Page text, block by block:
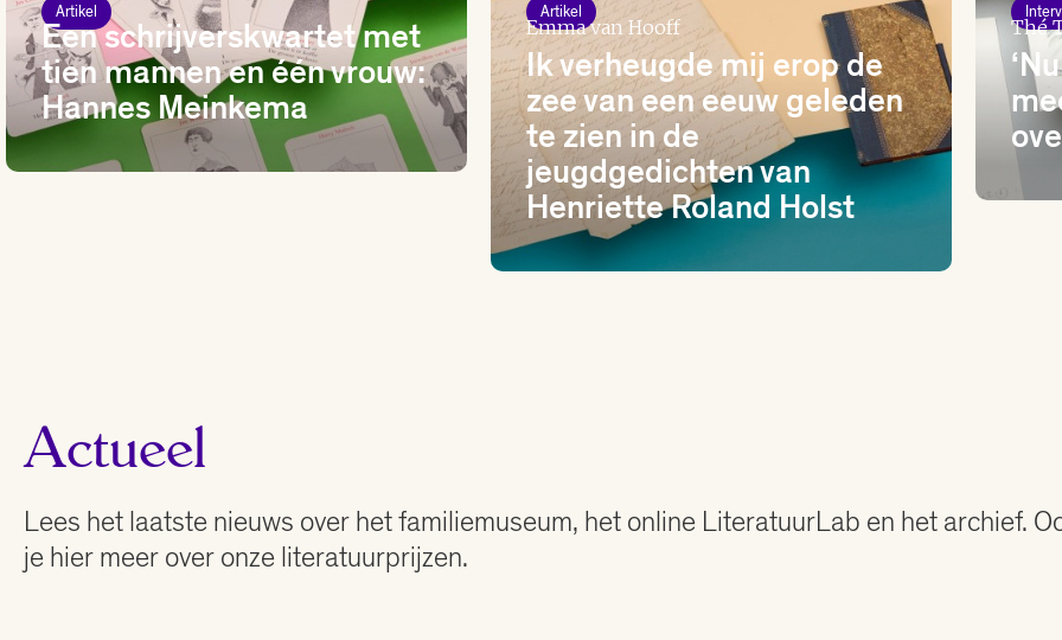
Artikel
Een schrijverskwartet met
tien mannen en één vrouw:
Hannes Meinkema
Artikel
Ik verheugde mij erop de
zee van een eeuw geleden
te zien in de
jeugdgedichten van
Henriette Roland Holst
Emma van Hooff Thé
Actueel
Lees het laatste nieuws over het familiemuseum, het online LiteratuurLab en het archief.
je hier meer over onze literatuurprijzen.